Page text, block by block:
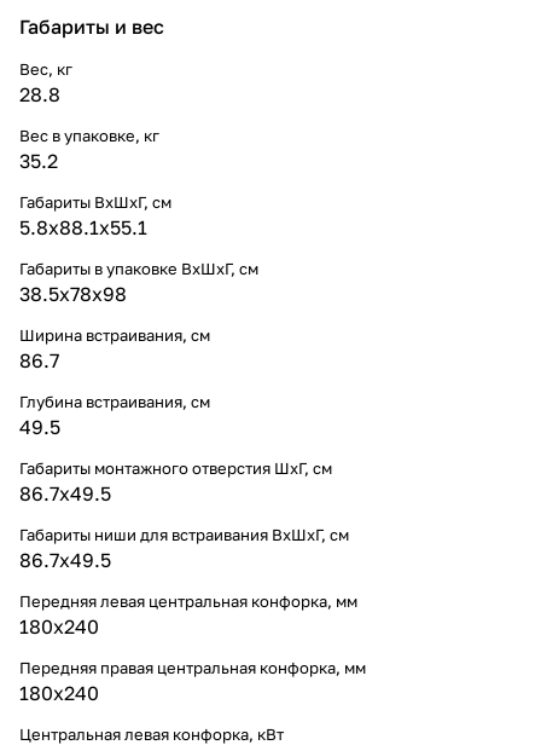
Габариты и вес
Вес, кг
28.8
Вес в упаковке, кг
35.2
Габариты ВхШхГ, cм
5.8х88.1х55.1
Габариты в упаковке ВхШхГ, cм
38.5х78х98
Ширина встраивания, см
86.7
Глубина встраивания, см
49.5
Габариты монтажного отверстия ШхГ, см
86.7х49.5
Габариты ниши для встраивания ВхШхГ, cм
86.7х49.5
Передняя левая центральная конфорка, мм
180х240
Передняя правая центральная конфорка, мм
180х240
Центральная левая конфорка, кВт